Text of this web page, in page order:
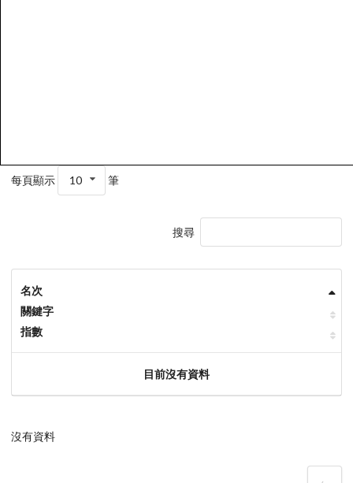
每頁顯示 10 筆
搜尋
名次
關鍵字
指數
目前沒有資料
沒有資料